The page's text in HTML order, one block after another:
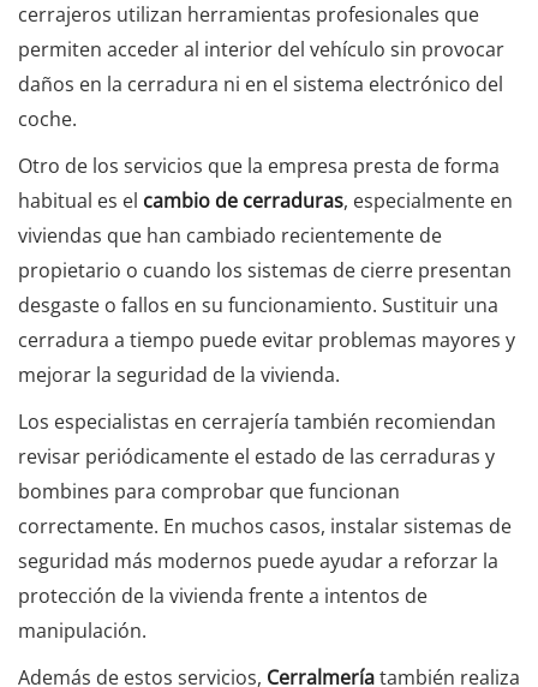
cerrajeros utilizan herramientas profesionales que
permiten acceder al interior del vehículo sin provocar
daños en la cerradura ni en el sistema electrónico del
coche.
Otro de los servicios que la empresa presta de forma
habitual es el cambio de cerraduras, especialmente en
viviendas que han cambiado recientemente de
propietario o cuando los sistemas de cierre presentan
desgaste o fallos en su funcionamiento. Sustituir una
cerradura a tiempo puede evitar problemas mayores y
mejorar la seguridad de la vivienda.
Los especialistas en cerrajería también recomiendan
revisar periódicamente el estado de las cerraduras y
bombines para comprobar que funcionan
correctamente. En muchos casos, instalar sistemas de
seguridad más modernos puede ayudar a reforzar la
protección de la vivienda frente a intentos de
manipulación.
Además de estos servicios, Cerralmeríatambién realiza